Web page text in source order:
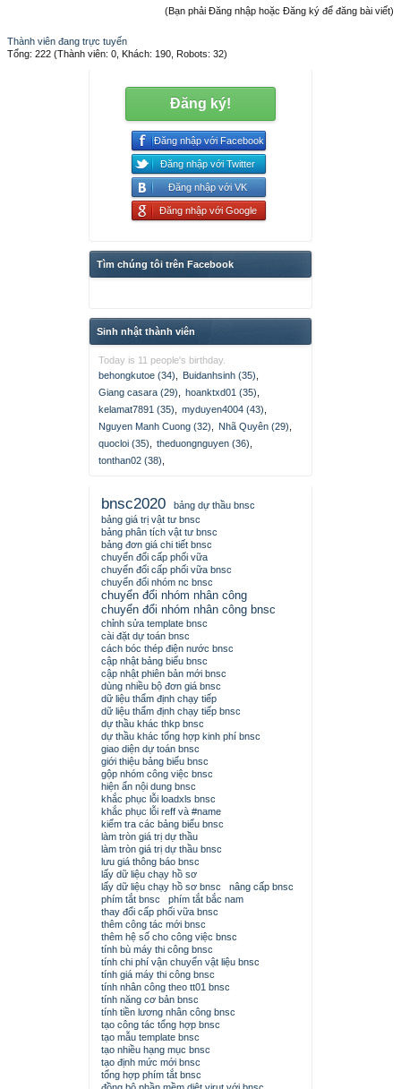
(Bạn phải Đăng nhập hoặc Đăng ký để đăng bài viết)
Thành viên đang trực tuyến
Tổng: 222 (Thành viên: 0, Khách: 190, Robots: 32)
Đăng ký!
Đăng nhập với Facebook
Đăng nhập với Twitter
Đăng nhập với VK
Đăng nhập với Google
Tìm chúng tôi trên Facebook
Sinh nhật thành viên
Today is 11 people's birthday.
behongkutoe (34)
Buidanhsinh (35)
Giang casara (29)
hoanktxd01 (35)
kelamat7891 (35)
myduyen4004 (43)
Nguyen Manh Cuong (32)
Nhã Quyên (29)
quocloi (35)
theduongnguyen (36)
tonthan02 (38)
bnsc2020
bảng dự thầu bnsc
bảng giá trị vật tư bnsc
bảng phân tích vật tư bnsc
bảng đơn giá chi tiết bnsc
chuyển đổi cấp phối vữa
chuyển đổi cấp phối vữa bnsc
chuyển đổi nhóm nc bnsc
chuyển đổi nhóm nhân công
chuyển đổi nhóm nhân công bnsc
chỉnh sửa template bnsc
cài đặt dự toán bnsc
cách bóc thép điện nước bnsc
cập nhật bảng biểu bnsc
cập nhật phiên bản mới bnsc
dùng nhiều bộ đơn giá bnsc
dữ liệu thẩm định chạy tiếp
dữ liệu thẩm định chạy tiếp bnsc
dự thầu khác thkp bnsc
dự thầu khác tổng hợp kinh phí bnsc
giao diện dự toán bnsc
giới thiệu bảng biểu bnsc
gộp nhóm công việc bnsc
hiện ẩn nội dung bnsc
khắc phục lỗi loadxls bnsc
khắc phục lỗi reff và #name
kiểm tra các bảng biểu bnsc
làm tròn giá trị dự thầu
làm tròn giá trị dự thầu bnsc
lưu giá thông báo bnsc
lấy dữ liệu chạy hồ sơ
lấy dữ liệu chạy hồ sơ bnsc
nâng cấp bnsc
phím tắt bnsc
phím tắt bắc nam
thay đổi cấp phối vữa bnsc
thêm công tác mới bnsc
thêm hệ số cho công việc bnsc
tính bù máy thi công bnsc
tính chi phí vận chuyển vật liệu bnsc
tính giá máy thi công bnsc
tính nhân công theo tt01 bnsc
tính năng cơ bản bnsc
tính tiền lương nhân công bnsc
tạo công tác tổng hợp bnsc
tạo mẫu template bnsc
tạo nhiều hạng mục bnsc
tạo định mức mới bnsc
tổng hợp phím tắt bnsc